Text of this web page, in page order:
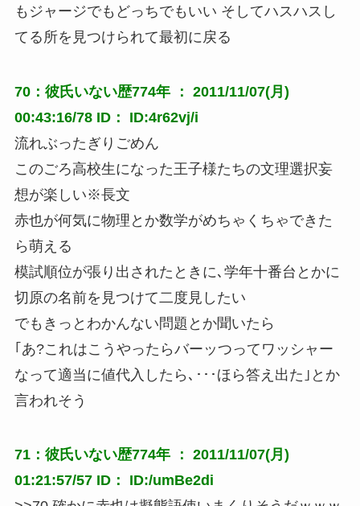
もジャージでもどっちでもいい そしてハスハスし
てる所を見つけられて最初に戻る
70：彼氏いない歴774年 ： 2011/11/07(月)
00:43:16/78 ID： ID:4r62vj/i
流れぶったぎりごめん
このごろ高校生になった王子様たちの文理選択妄
想が楽しい※長文
赤也が何気に物理とか数学がめちゃくちゃできた
ら萌える
模試順位が張り出されたときに､学年十番台とかに
切原の名前を見つけて二度見したい
でもきっとわかんない問題とか聞いたら
｢あ?これはこうやったらバーッつってワッシャー
なって適当に値代入したら､･･･ほら答え出た｣とか
言われそう
71：彼氏いない歴774年 ： 2011/11/07(月)
01:21:57/57 ID： ID:/umBe2di